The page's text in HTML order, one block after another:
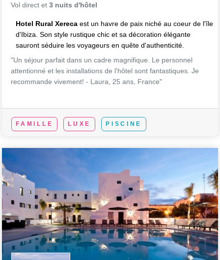
Vol direct et3 nuits d'hôtel
Hotel Rural Xereca est un havre de paix niché au coeur de l'île
d'Ibiza. Son style rustique chic et sa décoration élégante
sauront séduire les voyageurs en quête d'authenticité.
"Un séjour parfait dans un cadre magnifique. Le personnel
attentionné et les installations de l'hôtel sont fantastiques. Je
recommande vivement! - Laura, 25 ans, France"
FAMILLE LUXE PISCINE